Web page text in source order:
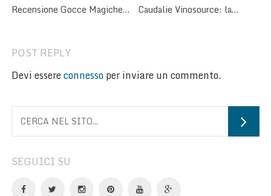
Recensione Gocce Magiche
Caudalie Vinosource: la
POST REPLY
Devi essereconnessoper inviare un commento.
SEGUICI SU